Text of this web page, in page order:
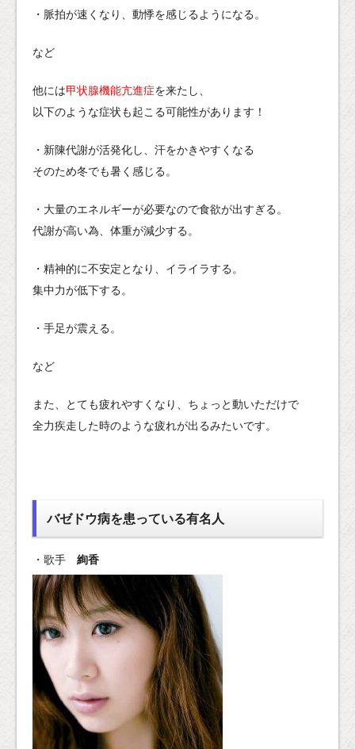
・脈拍が速くなり、動悸を感じるようになる。
など
他には甲状腺機能亢進症を来たし、
以下のような症状も起こる可能性があります！
・新陳代謝が活発化し、汗をかきやすくなる
そのため冬でも暑く感じる。
・大量のエネルギーが必要なので食欲が出すぎる。
代謝が高い為、体重が減少する。
・精神的に不安定となり、イライラする。
集中力が低下する。
・手足が震える。
など
また、とても疲れやすくなり、ちょっと動いただけで
全力疾走した時のような疲れが出るみたいです。
バゼドウ病を患っている有名人
・歌手 絢香